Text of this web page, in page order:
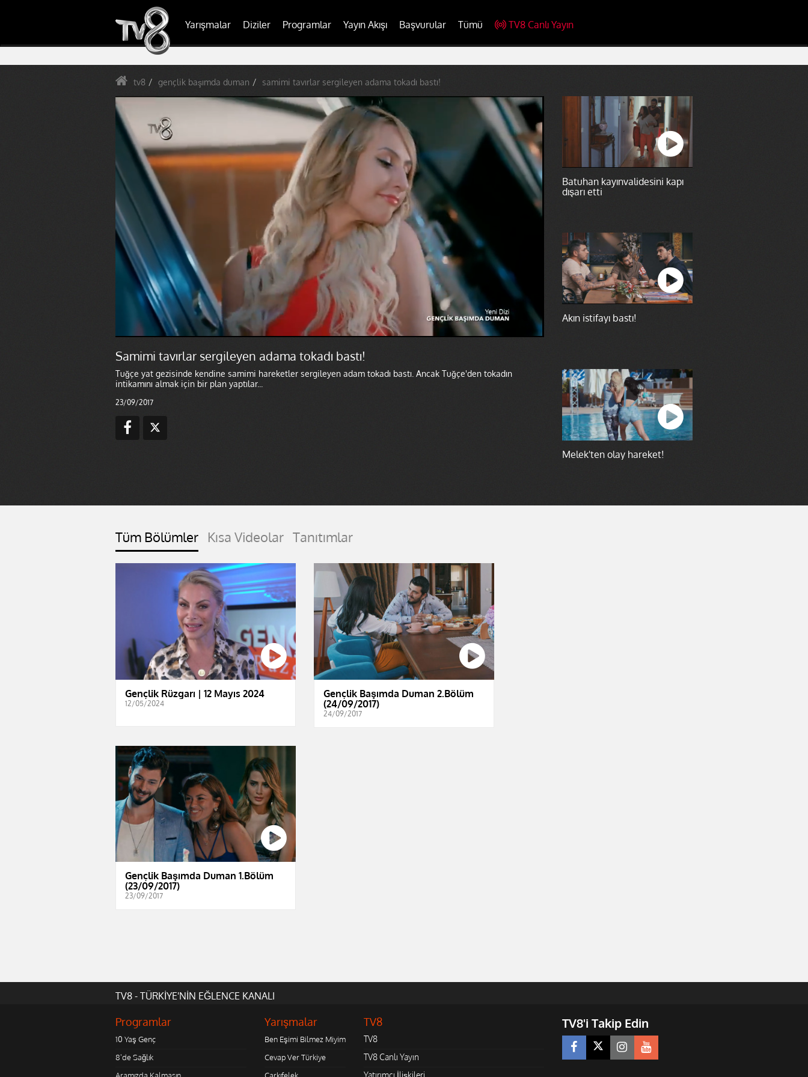
Yarışmalar Diziler Programlar Yayın Akışı Başvurular Tümü TV8 Canlı Yayın
tv8 gençlik başımda duman samimi tavırlar sergileyen adama tokadı bastı!
Samimi tavırlar sergileyen adama tokadı bastı!
Tuğçe yat gezisinde kendine samimi hareketler sergileyen adam tokadı bastı. Ancak Tuğçe'den tokadın
intikamını almak için bir plan yaptılar...
23/09/2017
Batuhan kayınvalidesini kapı
dışarı etti
Akın istifayı bastı!
Melek'ten olay hareket!
Tüm Bölümler Kısa Videolar Tanıtımlar
Gençlik Rüzgarı | 12 Mayıs 2024
12/05/2024
Gençlik Başımda Duman 2.Bölüm
(24/09/2017)
24/09/2017
Gençlik Başımda Duman 1.Bölüm
(23/09/2017)
23/09/2017
TV8 - TÜRKİYE'NİN EĞLENCE KANALI
Programlar
10 Yaş Genç
8'de Sağlık
Yarışmalar
Ben Eşimi Bilmez Miyim
Cevap Ver Türkiye
TV8
TV8
TV8 Canlı Yayın
Yatırımcı İlişkileri
TV8'i Takip Edin